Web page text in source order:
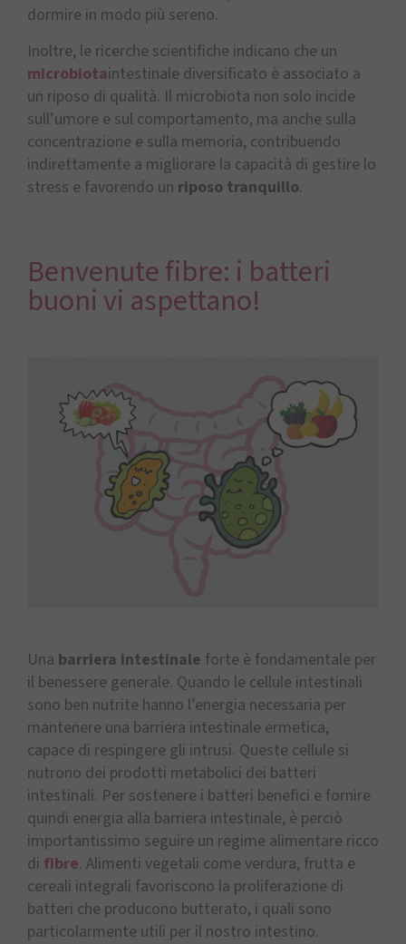
dormire in modo più sereno.
Inoltre, le ricerche scientifiche indicano che un
microbiotaintestinale diversificato è associato a
un riposo di qualità. Il microbiota non solo incide
sull’umore e sul comportamento, ma anche sulla
concentrazione e sulla memoria, contribuendo
indirettamente a migliorare la capacità di gestire lo
stress e favorendo un riposo tranquillo.
Benvenute fibre: i batteri
buoni vi aspettano!
Una barriera intestinale forte è fondamentale per
il benessere generale. Quando le cellule intestinali
sono ben nutrite hanno l’energia necessaria per
mantenere una barriera intestinale ermetica,
capace di respingere gli intrusi. Queste cellule si
nutrono dei prodotti metabolici dei batteri
intestinali. Per sostenere i batteri benefici e fornire
quindi energia alla barriera intestinale, è perciò
importantissimo seguire un regime alimentare ricco
di fibre. Alimenti vegetali come verdura, frutta e
cereali integrali favoriscono la proliferazione di
batteri che producono butterato, i quali sono
particolarmente utili per il nostro intestino.